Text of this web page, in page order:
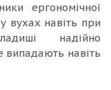
ергономічної
вухах навіть при
надійно
випадають навіть